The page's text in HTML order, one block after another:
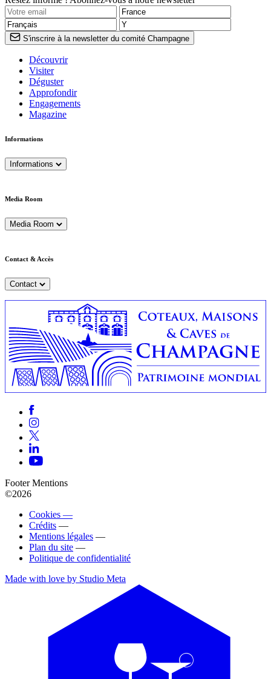
S'inscrire à la newsletter du comité Champagne
Découvrir
Visiter
Déguster
Approfondir
Engagements
Magazine
Informations
Informations
Media Room
Media Room
Contact & Accès
Contact
Footer Mentions
©2026
Cookies —
Crédits —
Mentions légales —
Plan du site —
Politique de confidentialité
Made with love by Studio Meta